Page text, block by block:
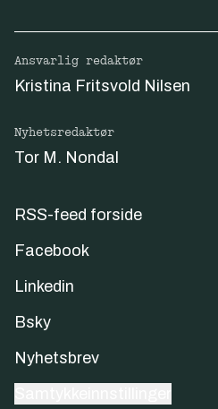
Ansvarlig redaktør
Kristina Fritsvold Nilsen
Nyhetsredaktør
Tor M. Nondal
RSS-feed forside
Facebook
Linkedin
Bsky
Nyhetsbrev